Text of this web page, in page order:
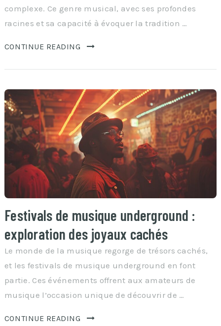
complexe. Ce genre musical, avec ses profondes
racines et sa capacité à évoquer la tradition …
CONTINUE READING
Festivals de musique underground :
exploration des joyaux cachés
Le monde de la musique regorge de trésors cachés,
et les festivals de musique underground en font
partie. Ces événements offrent aux amateurs de
musique l’occasion unique de découvrir de …
CONTINUE READING